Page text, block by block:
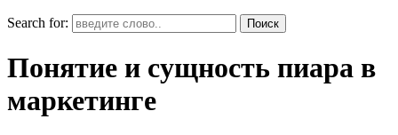
Search for:
Понятие и сущность пиара в
маркетинге